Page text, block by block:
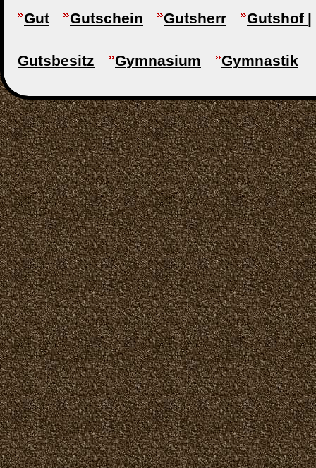
Gut Gutschein Gutsherr Gutshof |
Gutsbesitz Gymnasium Gymnastik